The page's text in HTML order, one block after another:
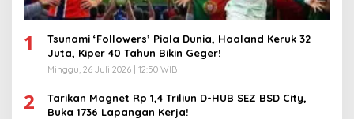
1
Tsunami ‘Followers’ Piala Dunia, Haaland Keruk 32
Juta, Kiper 40 Tahun Bikin Geger!
Minggu, 26 Juli 2026 | 12:50 WIB
2
Tarikan Magnet Rp 1,4 Triliun D-HUB SEZ BSD City,
Buka 1736 Lapangan Kerja!